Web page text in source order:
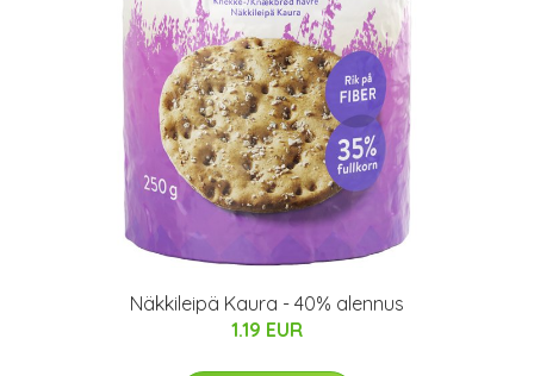
Näkkileipä Kaura - 40% alennus
1.19 EUR